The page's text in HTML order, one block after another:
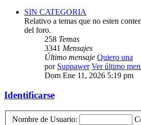
SIN CATEGORIA
Relativo a temas que no esten
del foro.
258 Temas
3341 Mensajes
Último mensaje Quiero una
por Suppawer Ver último
Dom Ene 11, 2026 5:19 pm
Identificarse
Nombre de Usuario: